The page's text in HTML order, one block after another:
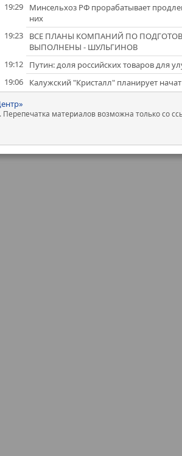
19:29
Минсельхоз РФ прорабатывает
них
19:23
ВСЕ ПЛАНЫ КОМПАНИЙ ПО
ВЫПОЛНЕНЫ - ШУЛЬГИНОВ
19:12
Путин: доля российских товаров для
19:06
Калужский "Кристалл" планирует
материалов возможна только со